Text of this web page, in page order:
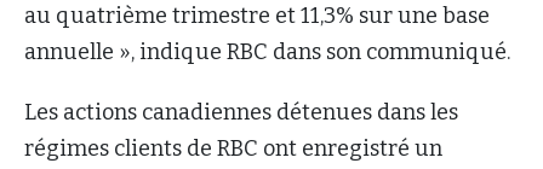
au quatrième trimestre et 11,3% sur une base
annuelle », indique RBC dans son communiqué.
Les actions canadiennes détenues dans les
régimes clients de RBC ont enregistré un